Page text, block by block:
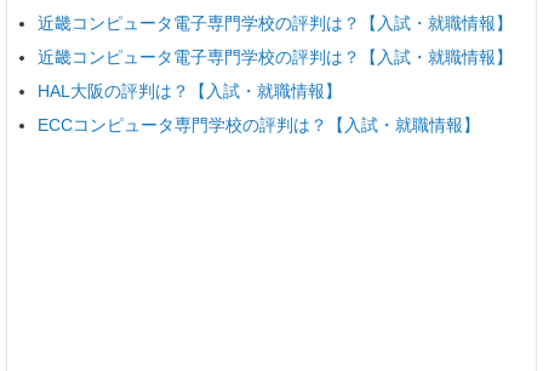
近畿コンピュータ電子専門学校の評判は？【入試・就職情報】
近畿コンピュータ電子専門学校の評判は？【入試・就職情報】
HAL大阪の評判は？【入試・就職情報】
ECCコンピュータ専門学校の評判は？【入試・就職情報】